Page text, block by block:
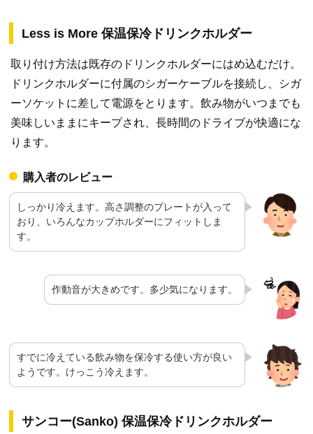
Less is More 保温保冷ドリンクホルダー
取り付け方法は既存のドリンクホルダーにはめ込むだけ。
ドリンクホルダーに付属のシガーケーブルを接続し、シガ
ーソケットに差して電源をとります。飲み物がいつまでも
美味しいままにキープされ、長時間のドライブが快適にな
ります。
購入者のレビュー
しっかり冷えます。高さ調整のプレートが入って
おり、いろんなカップホルダーにフィットしま
す。
作動音が大きめです。多少気になります。
すでに冷えている飲み物を保冷する使い方が良い
ようです。けっこう冷えます。
サンコー(Sanko) 保温保冷ドリンクホルダー